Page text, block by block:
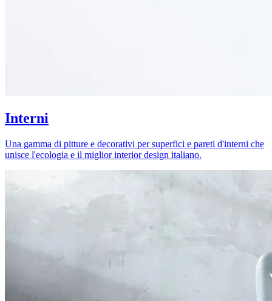
Interni
Una gamma di pitture e decorativi per superfici e pareti d'interni che
unisce l'ecologia e il miglior interior design italiano.